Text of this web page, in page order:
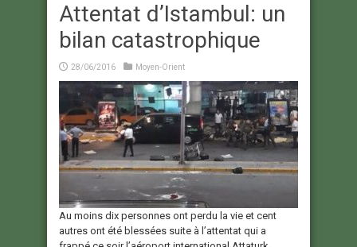
Attentat d’Istambul: un
bilan catastrophique
28/06/2016 Moyen-Orient
Au moins dix personnes ont perdu la vie et cent
autres ont été blessées suite à l’attentat qui a